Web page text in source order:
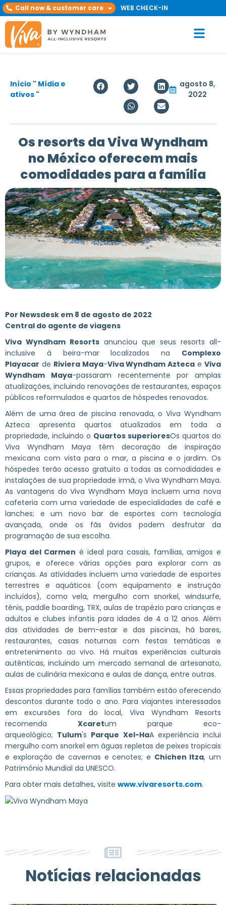
Call now & customer care WEB CHECK-IN
Início " Mídia e
ativos "
agosto 8,
2022
Os resorts da Viva Wyndham
no México oferecem mais
comodidades para a família
Por Newsdesk em 8 de agosto de 2022
Central do agente de viagens
Viva Wyndham Resorts anunciou que seus resorts all-
inclusive à beira-mar localizados na Complexo
Playacar de Riviera Maya-Viva Wyndham Azteca eViva
Wyndham Maya-passaram recentemente por amplas
atualizações, incluindo renovações de restaurantes, espaços
públicos reformulados e quartos de hóspedes renovados.
Além de uma área de piscina renovada, o Viva Wyndham
Azteca apresenta quartos atualizados em toda a
propriedade, incluindo o Quartos superioresOs quartos do
Viva Wyndham Maya têm decoração de inspiração
mexicana com vista para o mar, a piscina e o jardim. Os
hóspedes terão acesso gratuito a todas as comodidades e
instalações de sua propriedade irmã, o Viva Wyndham Maya.
As vantagens do Viva Wyndham Maya incluem uma nova
cafeteria com uma variedade de especialidades de café e
lanches; e um novo bar de esportes com tecnologia
avançada, onde os fãs ávidos podem desfrutar da
programação de sua escolha.
Playa del Carmen é ideal para casais, famílias, amigos e
grupos, e oferece várias opções para explorar com as
crianças. As atividades incluem uma variedade de esportes
terrestres e aquáticos (com equipamento e instrução
incluídos), como vela, mergulho com snorkel, windsurfe,
tênis, paddle boarding, TRX, aulas de trapézio para crianças e
adultos e clubes infantis para idades de 4 a 12 anos. Além
das atividades de bem-estar e das piscinas, há bares,
restaurantes, casas noturnas com festas temáticas e
entretenimento ao vivo. Há muitas experiências culturais
autênticas, incluindo um mercado semanal de artesanato,
aulas de culinária mexicana e aulas de dança, entre outras.
Essas propriedades para famílias também estão oferecendo
descontos durante todo o ano. Para viajantes interessados
em excursões fora do local, Viva Wyndham Resorts
recomenda Xcaretum parque eco-
arqueológico; Tulum's Parque Xel-HaA experiência inclui
mergulho com snorkel em águas repletas de peixes tropicais
e exploração de cavernas e cenotes; e Chichen Itza, um
Patrimônio Mundial da UNESCO.
Para obter mais detalhes, visite www.vivaresorts.com.
Notícias relacionadas